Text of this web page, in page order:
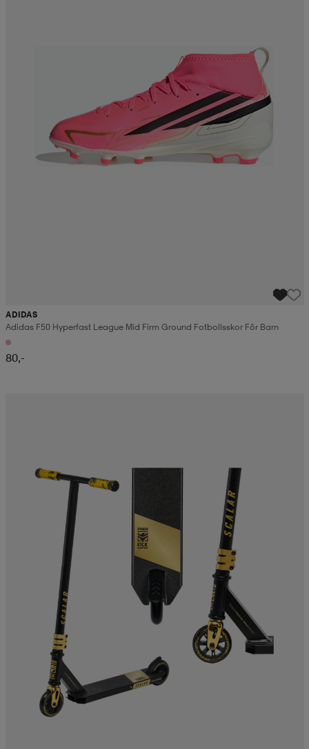
ADIDAS
Adidas F50 Hyperfast League Mid Firm Ground Fotbollsskor För Barn
80,-